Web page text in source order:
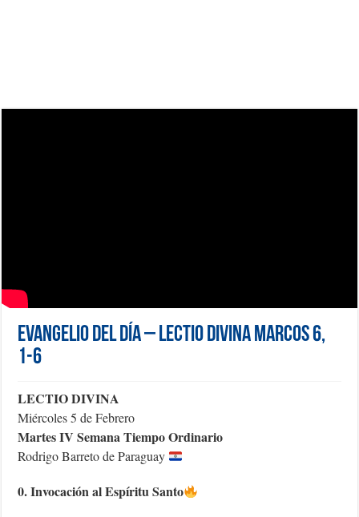
Evangelio del día – Lectio Divina Marcos 6,
1-6
LECTIO DIVINA
Miércoles 5 de Febrero
Martes IV Semana Tiempo Ordinario
Rodrigo Barreto de Paraguay
0. Invocación al Espíritu Santo